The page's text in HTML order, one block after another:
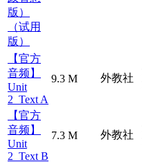
版）
（试用
版）
【官方
音频】
Unit
2_Text A
9.3 M 外教社
【官方
音频】
Unit
2_Text B
7.3 M 外教社